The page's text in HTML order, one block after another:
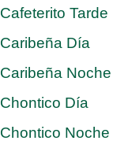
Cafeterito Tarde
Caribeña Día
Caribeña Noche
Chontico Día
Chontico Noche